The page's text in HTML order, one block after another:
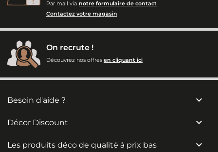
Par mail via notre formulaire de contact
Contactez votre magasin
On recrute !
Découvrez nos offres en cliquant ici
Besoin d'aide ? 
Décor Discount 
Les produits déco de qualité à prix bas 